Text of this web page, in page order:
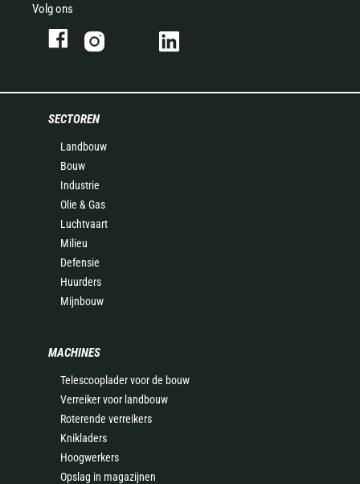
Volg ons
SECTOREN
Landbouw
Bouw
Industrie
Olie & Gas
Luchtvaart
Milieu
Defensie
Huurders
Mijnbouw
MACHINES
Telescooplader voor de bouw
Verreiker voor landbouw
Roterende verreikers
Knikladers
Hoogwerkers
Opslag in magazijnen